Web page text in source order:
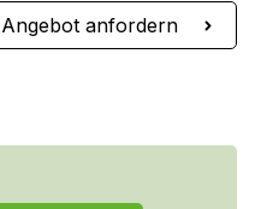
den
Angebot anfordern